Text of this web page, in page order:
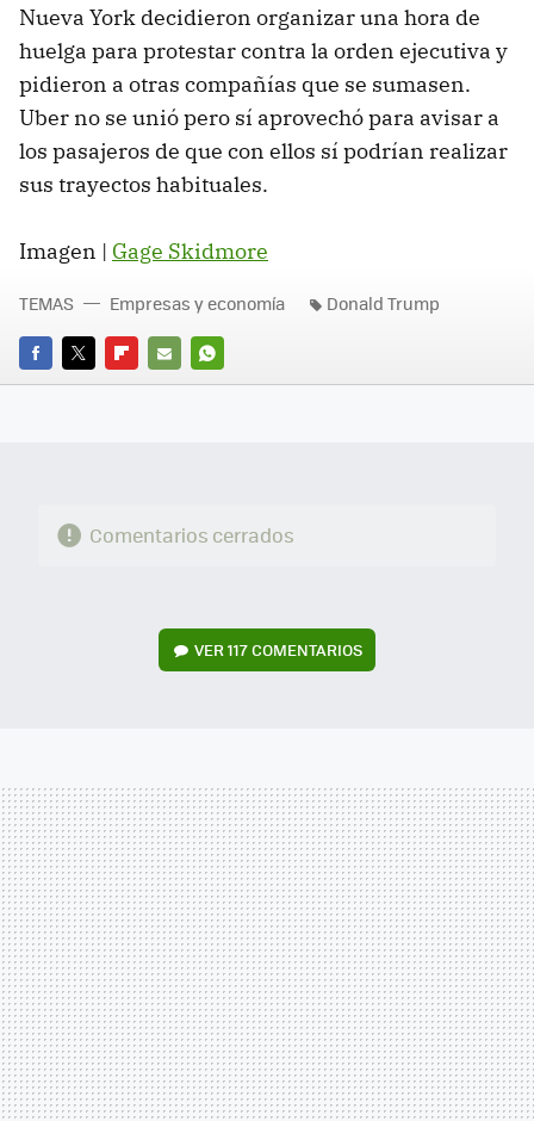
Nueva York decidieron organizar una hora de
huelga para protestar contra la orden ejecutiva y
pidieron a otras compañías que se sumasen.
Uber no se unió pero sí aprovechó para avisar a
los pasajeros de que con ellos sí podrían realizar
sus trayectos habituales.
Imagen | Gage Skidmore
FACEBOOK
TWITTERFLIPBOARD
E-
WHATSAPP
TEMAS Empresas y economía Donald Trump
Comentarios cerrados
VER117 COMENTARIOS